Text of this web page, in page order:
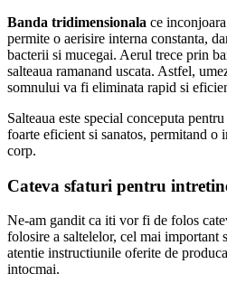
Banda tridimensionala ce
permite o aerisire interna constanta,
bacterii si mucegai. Aerul trece prin
salteaua ramanand uscata. Astfel,
somnului va fi eliminata rapid si
Salteaua este special conceputa
foarte eficient si sanatos, permitand o
corp.
Cateva sfaturi pentru
Ne-am gandit ca iti vor fi de folos
folosire a saltelelor, cel mai important
atentie instructiunile oferite de
intocmai.